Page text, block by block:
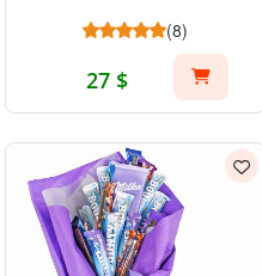
(8)
27 $